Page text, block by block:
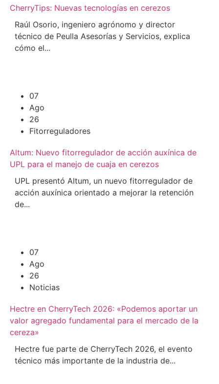
CherryTips: Nuevas tecnologías en cerezos
Raúl Osorio, ingeniero agrónomo y director
técnico de Peulla Asesorías y Servicios, explica
cómo el...
07
Ago
26
Fitorreguladores
Altum: Nuevo fitorregulador de acción auxínica de
UPL para el manejo de cuaja en cerezos
UPL presentó Altum, un nuevo fitorregulador de
acción auxínica orientado a mejorar la retención
de...
07
Ago
26
Noticias
Hectre en CherryTech 2026: «Podemos aportar un
valor agregado fundamental para el mercado de la
cereza»
Hectre fue parte de CherryTech 2026, el evento
técnico más importante de la industria de...